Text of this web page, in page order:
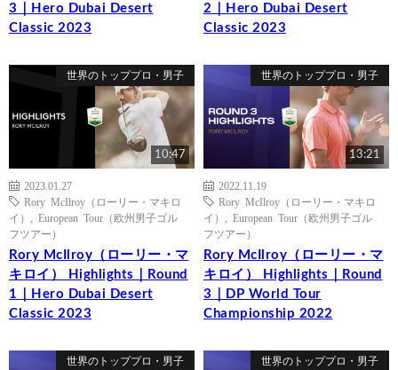
3｜Hero Dubai Desert
Classic 2023
2｜Hero Dubai Desert
Classic 2023
世界のトッププロ・男子
10:47
2023.01.27
Rory McIlroy（ローリー・マキロ
イ）
European Tour（欧州男子ゴル
フツアー）
Rory McIlroy（ローリー・マ
キロイ） Highlights｜Round
1｜Hero Dubai Desert
Classic 2023
世界のトッププロ・男子
13:21
2022.11.19
Rory McIlroy（ローリー・マキロ
イ）
European Tour（欧州男子ゴル
フツアー）
Rory McIlroy（ローリー・マ
キロイ） Highlights｜Round
3｜DP World Tour
Championship 2022
世界のトッププロ・男子 世界のトッププロ・男子